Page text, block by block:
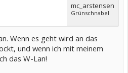
mc_arstensen
Grünschnabel
Wenn es geht wird an das
und wenn ich mit meinem
das W-Lan!